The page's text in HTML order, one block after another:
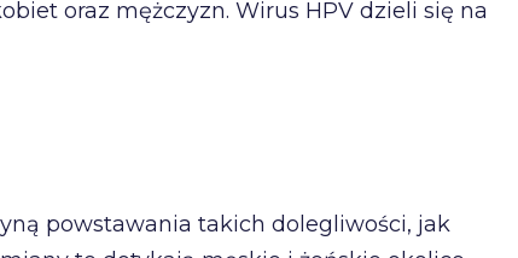
oraz mężczyzn. Wirus HPV dzieli się na
powstawania takich dolegliwości, jak